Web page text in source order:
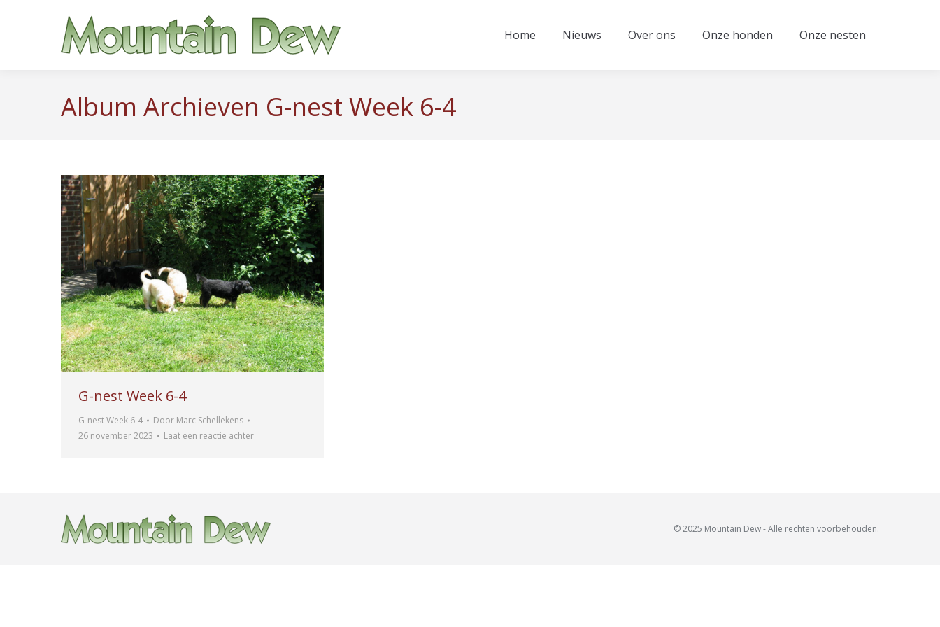
Home Nieuws Over ons Onze honden Onze nesten
Album Archieven G-nest Week 6-4
G-nest Week 6-4
G-nest Week 6-4 Door Marc Schellekens
26 november 2023
Laat een reactie achter
© 2025 Mountain Dew - Alle rechten voorbehouden.